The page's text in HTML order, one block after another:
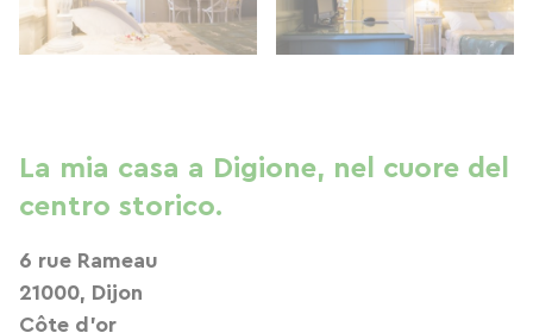
La mia casa a Digione, nel cuore del
centro storico.
6 rue Rameau
21000, Dijon
Côte d'or